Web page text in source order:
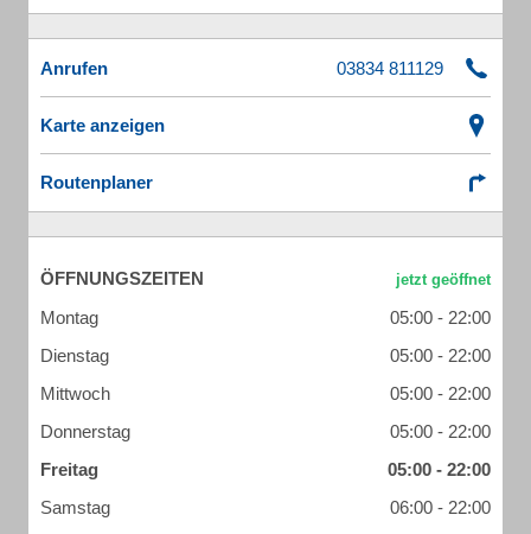
Anrufen
Karte anzeigen
Routenplaner
ÖFFNUNGSZEITEN
Montag
05:00 - 22:00
Dienstag
05:00 - 22:00
Mittwoch
05:00 - 22:00
Donnerstag
05:00 - 22:00
Freitag
05:00 - 22:00
Samstag
06:00 - 22:00